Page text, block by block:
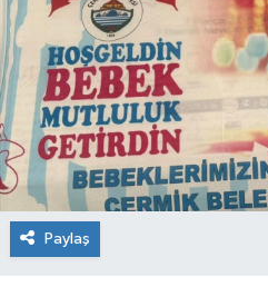
Paylaş
Güncel
Gündem
İlim & İrfan
Kültür & Sanat